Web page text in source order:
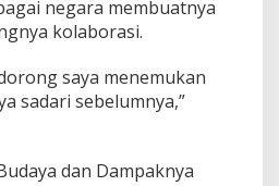
negara membuatnya
kolaborasi.
saya menemukan
sadari sebelumnya,”
dan Dampaknya